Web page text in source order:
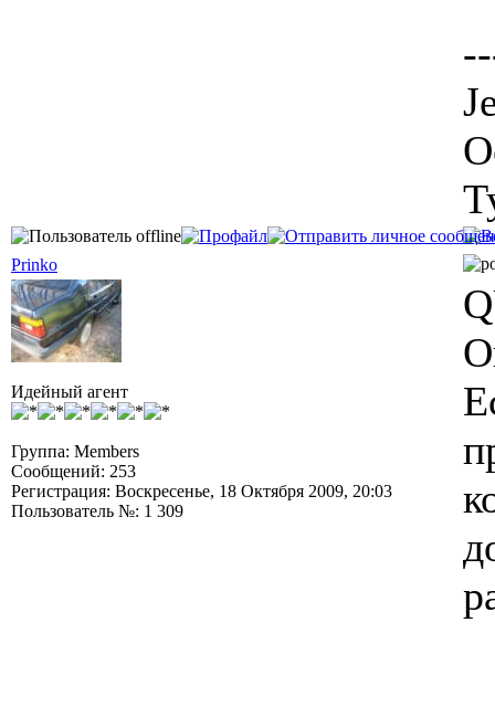
Prinko
Идейный агент
Группа: Members
Сообщений: 253
Регистрация: Воскресенье, 18 Октября 2009, 20:03
Пользователь №: 1 309